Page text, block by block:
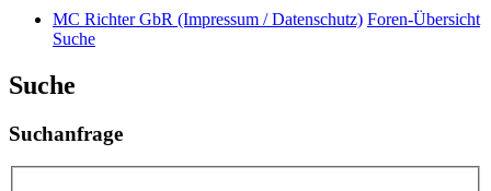
MC Richter GbR (Impressum / Datenschutz) Foren-Übersicht
Suche
Suche
Suchanfrage